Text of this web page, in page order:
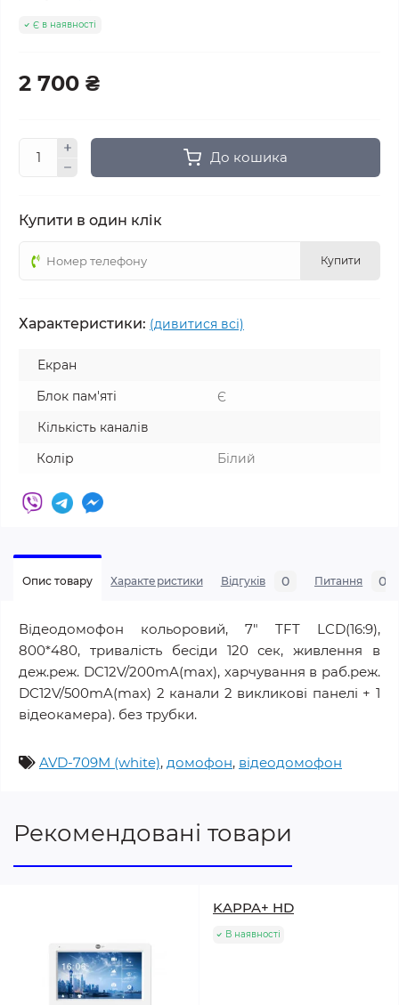
Є в наявності
2 700 ₴
До кошика
Купити в один клік
Купити
Характеристики: (дивитися всі)
Екран
Блок пам'яті
Є
Кількість каналів
Колір
Білий
Опис товару Характеристики Відгуків 0 Питання 0
Відеодомофон кольоровий, 7" TFT LCD(16:9),
800*480, тривалість бесіди 120 сек, живлення в
деж.реж. DC12V/200mA(max), харчування в раб.реж.
DC12V/500mA(max) 2 канали 2 викликові панелі + 1
відеокамера). без трубки.
AVD-709M (white), домофон, відеодомофон
Рекомендовані товари
KAPPA+ HD
В наявності